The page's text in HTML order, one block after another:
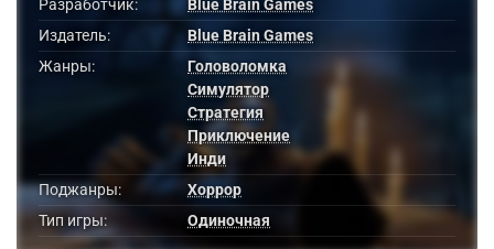
Разработчик:
Blue Brain Games
Издатель:
Blue Brain Games
Жанры:
Головоломка
Симулятор
Стратегия
Приключение
Инди
Поджанры:
Хоррор
Тип игры:
Одиночная